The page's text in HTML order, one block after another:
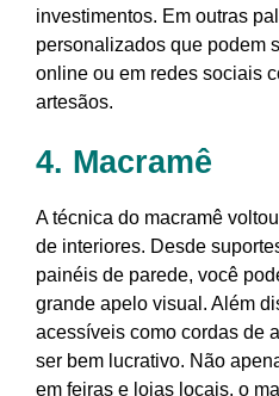
investimentos. Em outras
personalizados que podem
online ou em redes sociais
artesãos.
4. Macramê
A técnica do macramê
de interiores. Desde
painéis de parede, você
grande apelo visual. Além
acessíveis como cordas de
ser bem lucrativo. Não
em feiras e lojas locais, o